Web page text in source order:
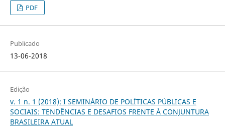
PDF
Publicado
13-06-2018
Edição
v. 1 n. 1 (2018): I SEMINÁRIO DE POLÍTICAS PÚBLICAS E
SOCIAIS: TENDÊNCIAS E DESAFIOS FRENTE À CONJUNTURA
BRASILEIRA ATUAL